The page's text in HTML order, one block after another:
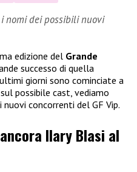
nomi dei possibili nuovi
edizione del Grande
successo di quella
giorni sono cominciate a
possibile cast, vediamo
concorrenti del GF Vip.
Ilary Blasi al